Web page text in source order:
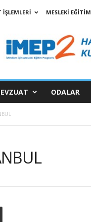
İŞLEMLERİ MESLEKİ EĞİTİM
ODALAR